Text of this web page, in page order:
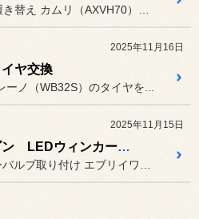
2025年11月16日
ヤ交換
ーノ（WB32S）のタイヤを...
2025年11月15日
エブリイワゴン LEDウィンカーバルブ追加取り付け